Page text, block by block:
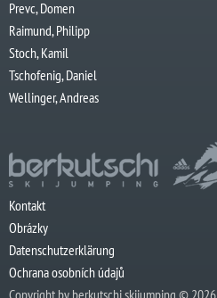
Prevc, Domen
Raimund, Philipp
Stoch, Kamil
Tschofenig, Daniel
Wellinger, Andreas
Kontakt
Obrázky
Datenschutzerklärung
Ochrana osobních údajů
Copyright by berkutschi skijumping © 2026.